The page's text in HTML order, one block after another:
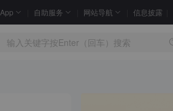
自助服务 网站导航 信息披露